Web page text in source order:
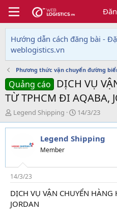
Hướng dẫn cách đăng bài -
weblogistics.vn
Phương thức vận chuyển đường
Quảng cáo
DỊCH VỤ
TỪ TPHCM ĐI AQABA,
T
h
r
a
s
t
a
r
t
Legend Shipping
N
g
à
y
i
14/3/23
Legend Shipping
Member
14/3/23
DỊCH VỤ VẬN CHUYỂN
JORDAN